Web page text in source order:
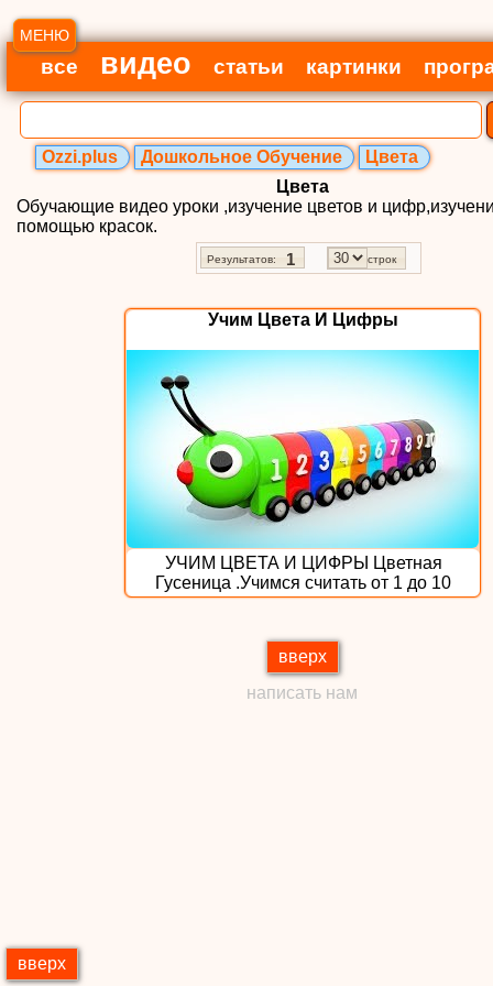
МЕНЮ
все видео статьи картинки
Ozzi.plus Дошкольное Обучение
Цвета
Цвета
Обучающие видео уроки ,изучение цветов и
помощью красок.
Результатов: 1 строк
Учим Цвета И Цифры
УЧИМ ЦВЕТА И ЦИФРЫ Цветная
Гусеница .Учимся считать от 1 до 10
вверх
написать нам
вверх